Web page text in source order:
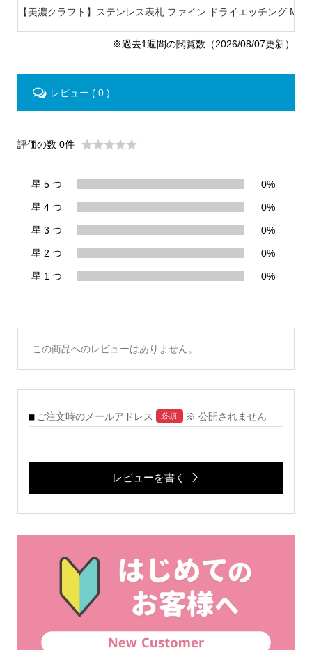
【美濃クラフト】ステンレス表札 ファイン ドライエッチング MB-
※過去1週間の閲覧数（2026/08/07更新）
レビュー ( 0 )
評価の数 0件
星 5 つ 0%
星 4 つ 0%
星 3 つ 0%
星 2 つ 0%
星 1 つ 0%
この商品へのレビューはありません。
ご注文時のメールアドレス 必須 ※ 公開されません
レビューを書く